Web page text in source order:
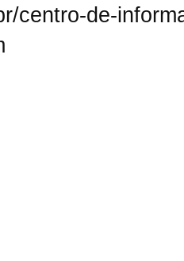
centro-de-